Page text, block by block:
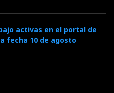
activas en el portal de
fecha 10 de agosto